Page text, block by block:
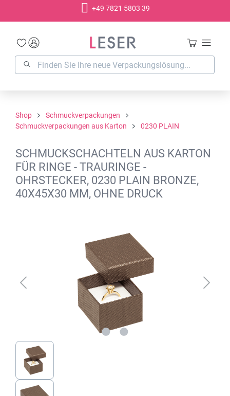
+49 7821 5803 39
Shop
Schmuckverpackungen
Schmuckverpackungen aus Karton
0230 PLAIN
SCHMUCKSCHACHTELN AUS KARTON
FÜR RINGE - TRAURINGE -
OHRSTECKER, 0230 PLAIN BRONZE,
40X45X30 MM, OHNE DRUCK